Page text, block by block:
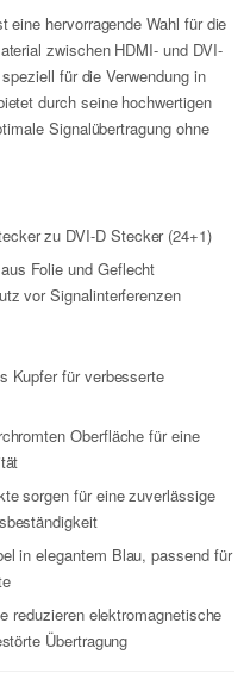
eine hervorragende Wahl für die
zwischen HDMI- und DVI-
für die Verwendung in
durch seine hochwertigen
Signalübertragung ohne
zu DVI-D Stecker (24+1)
Folie und Geflecht
vor Signalinterferenzen
Kupfer für verbesserte
Oberfläche für eine
sorgen für eine zuverlässige
in elegantem Blau, passend für
reduzieren elektromagnetische
Übertragung